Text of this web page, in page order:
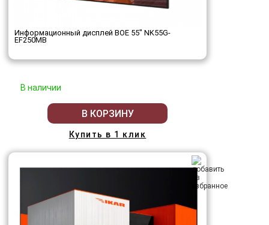
Информационный дисплей BOE 55" NK55G-
EF250MB
В наличии
В КОРЗИНУ
Купить в 1 клик